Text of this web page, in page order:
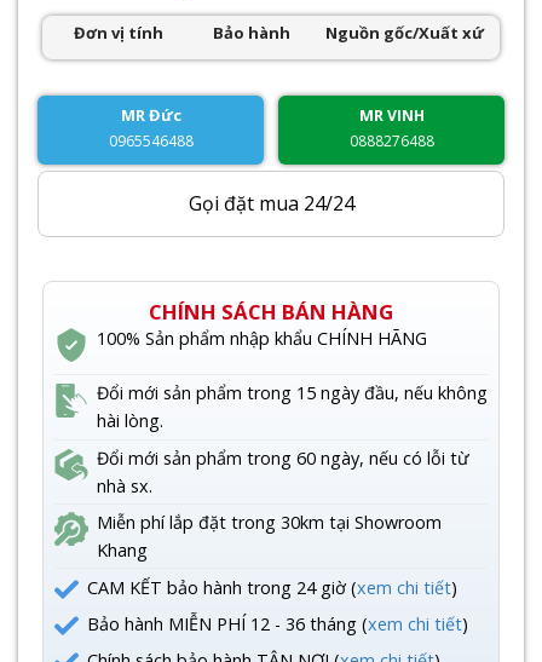
Đơn vị tính Bảo hành Nguồn gốc/Xuất xứ
MR Đức
0965546488
MR VINH
0888276488
Gọi đặt mua 24/24
CHÍNH SÁCH BÁN HÀNG
100% Sản phẩm nhập khẩu CHÍNH HÃNG
Đổi mới sản phẩm trong 15 ngày đầu, nếu không
hài lòng.
Đổi mới sản phẩm trong 60 ngày, nếu có lỗi từ
nhà sx.
Miễn phí lắp đặt trong 30km tại Showroom
Khang
CAM KẾT bảo hành trong 24 giờ (xem chi tiết)
Bảo hành MIỄN PHÍ 12 - 36 tháng (xem chi tiết)